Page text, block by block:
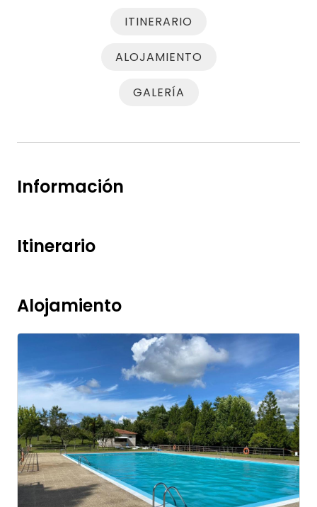
ITINERARIO
ALOJAMIENTO
GALERÍA
Información
Itinerario
Alojamiento